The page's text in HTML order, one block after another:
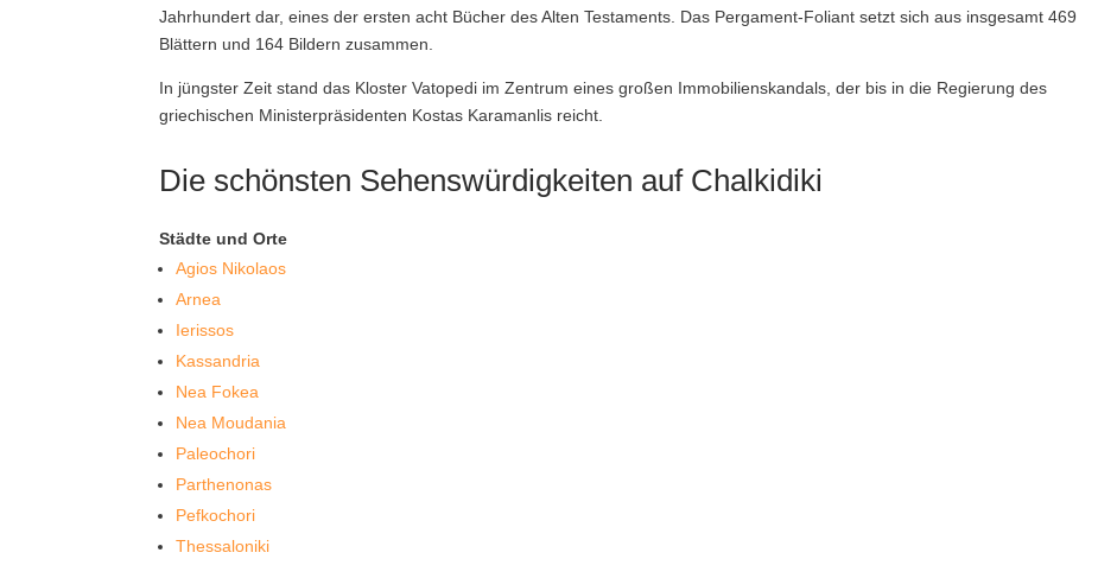
Jahrhundert dar, eines der ersten acht Bücher des Alten Testaments. Das Pergament-Foliant setzt sich aus insgesamt 469
Blättern und 164 Bildern zusammen.
In jüngster Zeit stand das Kloster Vatopedi im Zentrum eines großen Immobilienskandals, der bis in die Regierung des
griechischen Ministerpräsidenten Kostas Karamanlis reicht.
Die schönsten Sehenswürdigkeiten auf Chalkidiki
Städte und Orte
Agios Nikolaos
Arnea
Ierissos
Kassandria
Nea Fokea
Nea Moudania
Paleochori
Parthenonas
Pefkochori
Thessaloniki